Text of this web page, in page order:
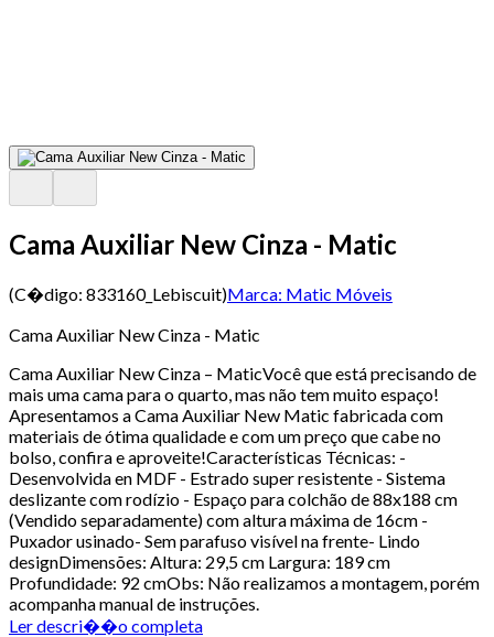
Cama Auxiliar New Cinza - Matic
(C�digo: 833160_Lebiscuit)Marca: Matic Móveis
Cama Auxiliar New Cinza - Matic
Cama Auxiliar New Cinza – MaticVocê que está precisando de
mais uma cama para o quarto, mas não tem muito espaço!
Apresentamos a Cama Auxiliar New Matic fabricada com
materiais de ótima qualidade e com um preço que cabe no
bolso, confira e aproveite!Características Técnicas: -
Desenvolvida en MDF - Estrado super resistente - Sistema
deslizante com rodízio - Espaço para colchão de 88x188 cm
(Vendido separadamente) com altura máxima de 16cm -
Puxador usinado- Sem parafuso visível na frente- Lindo
designDimensões: Altura: 29,5 cm Largura: 189 cm
Profundidade: 92 cmObs: Não realizamos a montagem, porém
acompanha manual de instruções.
Ler descri��o completa